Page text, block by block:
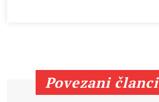
Povezani članci